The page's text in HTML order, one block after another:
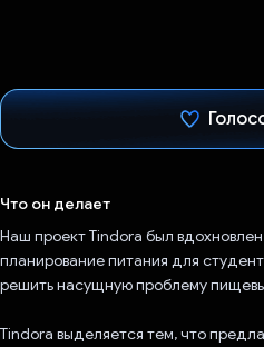
Что он делает
Наш проект Tindora был
планирование питания для
решить насущную проблему
Tindora выделяется тем, что